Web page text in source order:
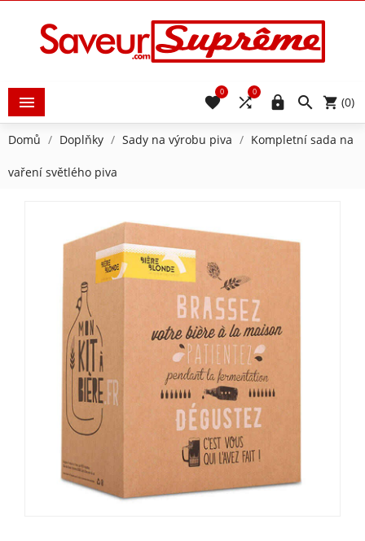
  (0)


0

0
Domů Doplňky Sady na výrobu piva Kompletní sada na
vaření světlého piva